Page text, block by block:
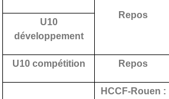
Repos
U10
développement
U10 compétition Repos
HCCF-Rouen :